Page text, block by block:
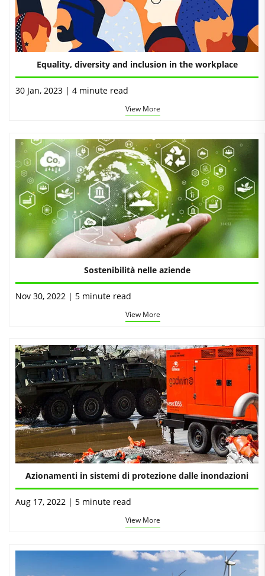
Equality, diversity and inclusion in the workplace
30 Jan, 2023 | 4 minute read
View More
Sostenibilità nelle aziende
Nov 30, 2022 | 5 minute read
View More
Azionamenti in sistemi di protezione dalle inondazioni
Aug 17, 2022 | 5 minute read
View More